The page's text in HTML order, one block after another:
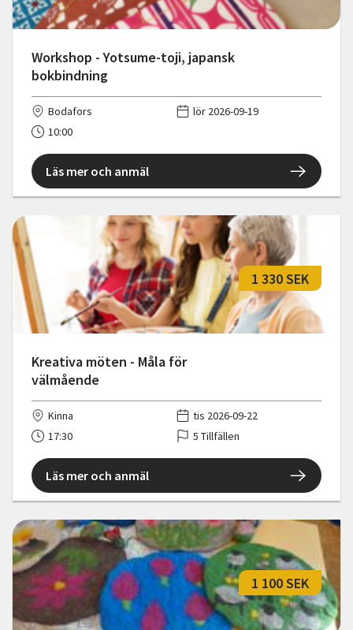
Workshop - Yotsume-toji, japansk
bokbindning
Bodafors
lör 2026-09-19
10:00
Läs mer och anmäl
Kreativa möten - Måla för
välmående
1 330 SEK
Kinna
tis 2026-09-22
17:30
5 Tillfällen
Läs mer och anmäl
1 100 SEK